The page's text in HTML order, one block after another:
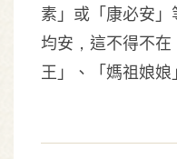
素」或「康必安
均安，這不得不
王」、「媽祖娘